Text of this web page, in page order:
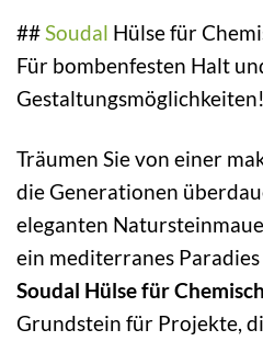
## Soudal Hülse für
Für bombenfesten Halt
Gestaltungsmöglichkeiten!
Träumen Sie von einer
die Generationen
eleganten
ein mediterranes
Soudal Hülse für
Grundstein für Projekte,